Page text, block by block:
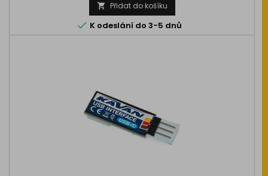
 Přidat do košíku
 K odeslání do 3-5 dnů